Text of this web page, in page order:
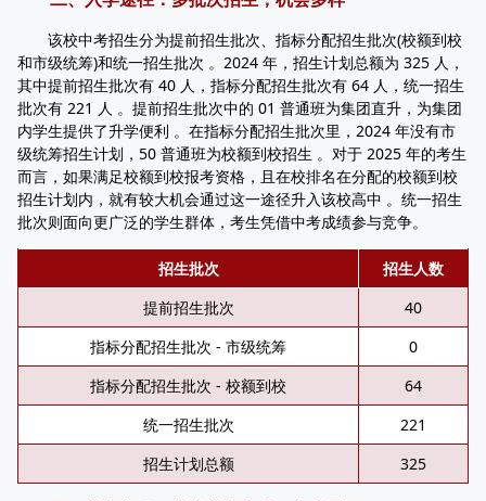
该校中考招生分为提前招生批次、指标分配招生批次(校额到校
和市级统筹)和统一招生批次 。2024 年，招生计划总额为 325 人，
其中提前招生批次有 40 人，指标分配招生批次有 64 人，统一招生
批次有 221 人 。提前招生批次中的 01 普通班为集团直升，为集团
内学生提供了升学便利 。在指标分配招生批次里，2024 年没有市
级统筹招生计划，50 普通班为校额到校招生 。对于 2025 年的考生
而言，如果满足校额到校报考资格，且在校排名在分配的校额到校
招生计划内，就有较大机会通过这一途径升入该校高中 。统一招生
批次则面向更广泛的学生群体，考生凭借中考成绩参与竞争。
招生批次
招生人数
提前招生批次
40
指标分配招生批次 - 市级统筹
0
指标分配招生批次 - 校额到校
64
统一招生批次
221
招生计划总额
325